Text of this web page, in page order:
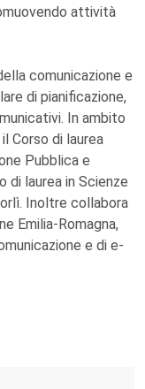
attività
comunicazione e
di pianificazione,
In ambito
Corso di laurea
Pubblica e
di laurea in Scienze
Inoltre collabora
Emilia-Romagna,
e di e-